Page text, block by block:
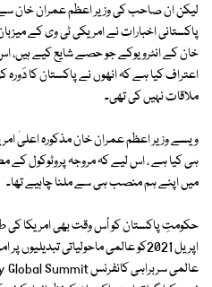
پاکستانی اخبارات نے امریکی ٹی وی کے
خان کے انٹرویوکے جو حصے شایع کیے
اعتراف کیا ہے کہ انھوں نے پاکستان کا
ملاقات نہیں کی تھی۔
ویسے وزیر اعظم عمران خان مذکورہ اعلیٰ
ہی کیا ہے ، اس لیے کہ مروجہ پروٹوکول کے
میں اپنے ہم منصب ہی سے ملنا چاہیے تھا۔
اپریل 2021کو عالمی ماحولیاتی